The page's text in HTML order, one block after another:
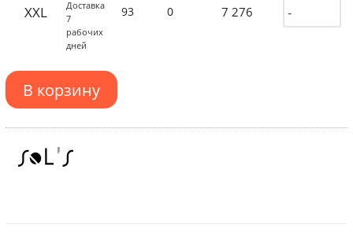
XXL
Доставка
7
рабочих
дней
93 0 7 276
В корзину